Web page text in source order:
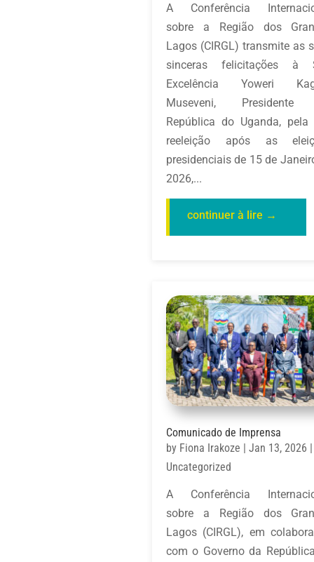
A Conferência
sobre a Região dos
Lagos (CIRGL) transmite as
sinceras felicitações à
Excelência Yoweri
Museveni,
República do Uganda, pela
reeleição após as
presidenciais de 15 de
2026,...
Comunicado de Imprensa
by Fiona Irakoze | Jan 13, 2026 |
Uncategorized
A Conferência
sobre a Região dos
Lagos (CIRGL), em
com o Governo da